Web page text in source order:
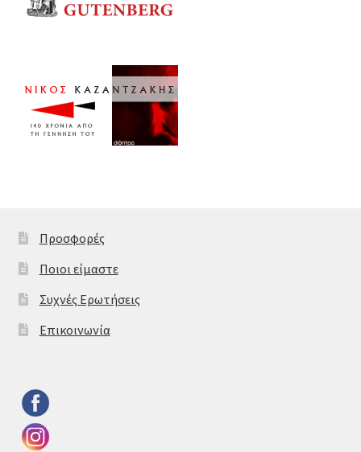
Προσφορές
Ποιοι είμαστε
Συχνές Ερωτήσεις
Επικοινωνία